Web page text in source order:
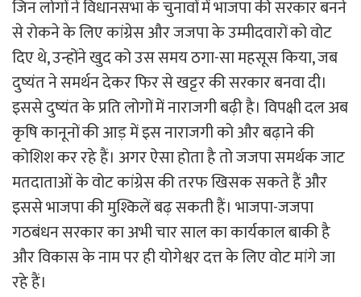
जिन लोगों ने विधानसभा के चुनावों में भाजपा की सरकार बनने
से रोकने के लिए कांग्रेस और जजपा के उम्मीदवारों को वोट
दिए थे, उन्होंने खुद को उस समय ठगा-सा महसूस किया, जब
दुष्यंत ने समर्थन देकर फिर से खट्टर की सरकार बनवा दी।
इससे दुष्यंत के प्रति लोगों में नाराजगी बढ़ी है। विपक्षी दल अब
कृषि कानूनों की आड़ में इस नाराजगी को और बढ़ाने की
कोशिश कर रहे हैं। अगर ऐसा होता है तो जजपा समर्थक जाट
मतदाताओं के वोट कांग्रेस की तरफ खिसक सकते हैं और
इससे भाजपा की मुश्किलें बढ़ सकती हैं। भाजपा-जजपा
गठबंधन सरकार का अभी चार साल का कार्यकाल बाकी है
और विकास के नाम पर ही योगेश्वर दत्त के लिए वोट मांगे जा
रहे हैं।